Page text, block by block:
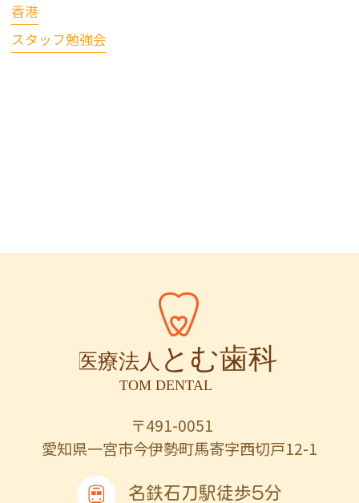
香港
スタッフ勉強会
〒491-0051
愛知県一宮市今伊勢町馬寄字西切戸12-1
名鉄石刀駅徒歩5分